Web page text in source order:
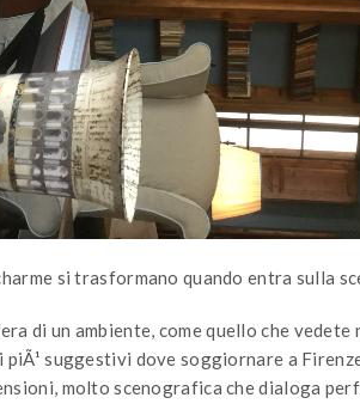
si trasformano quando entra sulla
di un ambiente, come quello che
piÃ¹ suggestivi dove soggiornare a
molto scenografica che dialoga